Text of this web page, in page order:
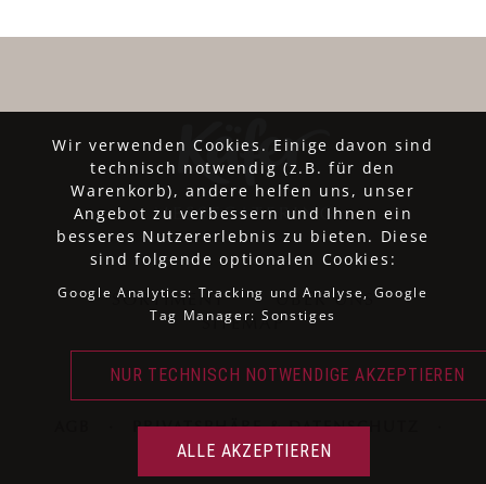
SORTIMENT
ÜBER UNS
SITEMAP
PRIVATSPHÄRE & DATENSCHUTZ
IMPRESSUM
Wir verwenden Cookies. Einige davon sind
technisch notwendig (z.B. für den
Warenkorb), andere helfen uns, unser
Angebot zu verbessern und Ihnen ein
besseres Nutzererlebnis zu bieten. Diese
sind folgende optionalen Cookies:
Google Analytics: Tracking und Analyse, Google
Tag Manager: Sonstiges